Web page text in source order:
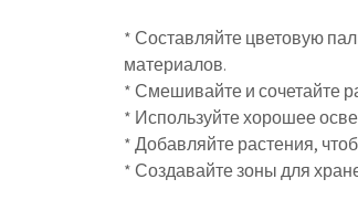
* Составляйте цветовую
материалов.
* Смешивайте и сочетайте
* Используйте хорошее
* Добавляйте растения,
* Создавайте зоны для